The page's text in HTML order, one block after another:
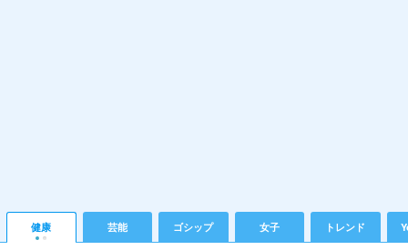
健康 芸能 ゴシップ 女子 トレンド